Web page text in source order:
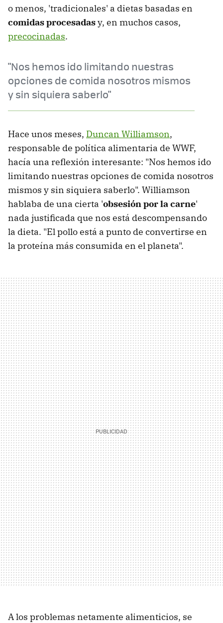
o menos, 'tradicionales' a dietas basadas en
comidas procesadasy, en muchos casos,
precocinadas.
"Nos hemos ido limitando nuestras
opciones de comida nosotros mismos
y sin siquiera saberlo"
Hace unos meses, Duncan Williamson,
responsable de política alimentaria de WWF,
hacía una reflexión interesante: "Nos hemos ido
limitando nuestras opciones de comida nosotros
mismos y sin siquiera saberlo". Williamson
hablaba de una cierta 'obsesión por la carne'
nada justificada que nos está descompensando
la dieta. "El pollo está a punto de convertirse en
la proteína más consumida en el planeta".
A los problemas netamente alimenticios, se